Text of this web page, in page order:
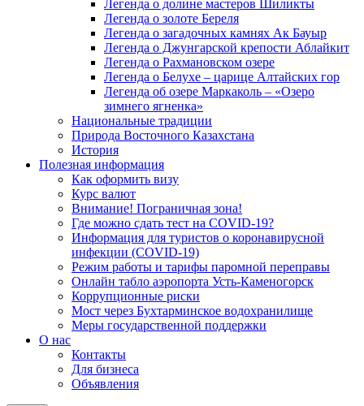
Легенда о долине мастеров Шиликты
Легенда о золоте Береля
Легенда о загадочных камнях Ак Бауыр
Легенда о Джунгарской крепости Аблайкит
Легенда о Рахмановском озере
Легенда о Белухе – царице Алтайских гор
Легенда об озере Маркаколь – «Озеро
зимнего ягненка»
Национальные традиции
Природа Восточного Казахстана
История
Полезная информация
Как оформить визу
Курс валют
Внимание! Пограничная зона!
Где можно сдать тест на COVID-19?
Информация для туристов о коронавирусной
инфекции (COVID-19)
Режим работы и тарифы паромной переправы
Онлайн табло аэропорта Усть-Каменогорск
Коррупционные риски
Мост через Бухтарминское водохранилище
Меры государственной поддержки
О нас
Контакты
Для бизнеса
Объявления